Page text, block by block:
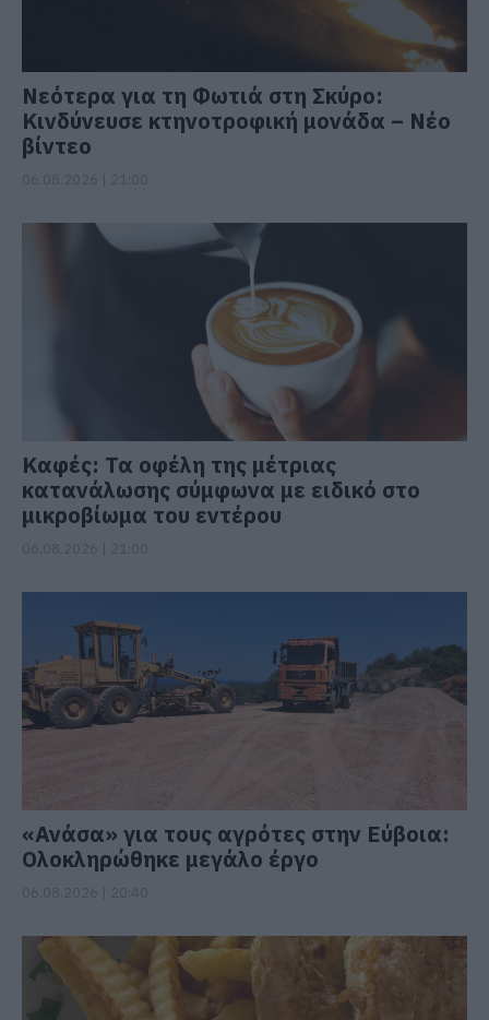
Νεότερα για τη Φωτιά στη Σκύρο:
Κινδύνευσε κτηνοτροφική μονάδα – Νέο
βίντεο
Καφές: Τα οφέλη της μέτριας
κατανάλωσης σύμφωνα με ειδικό στο
μικροβίωμα του εντέρου
«Ανάσα» για τους αγρότες στην Εύβοια:
Ολοκληρώθηκε μεγάλο έργο